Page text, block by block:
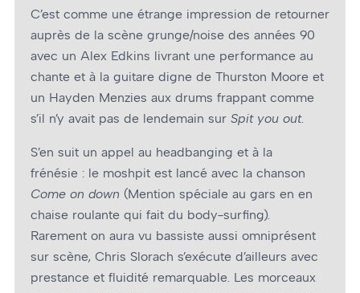
C’est comme une étrange impression de retourner
auprès de la scène grunge/noise des années 90
avec un Alex Edkins livrant une performance au
chante et à la guitare digne de Thurston Moore et
un Hayden Menzies aux drums frappant comme
s’il n’y avait pas de lendemain sur Spit you out.
S’en suit un appel au headbanging et à la
frénésie : le moshpit est lancé avec la chanson
Come on down (Mention spéciale au gars en en
chaise roulante qui fait du body-surfing).
Rarement on aura vu bassiste aussi omniprésent
sur scène, Chris Slorach s’exécute d’ailleurs avec
prestance et fluidité remarquable. Les morceaux